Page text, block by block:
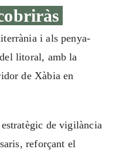
i als penya-
litoral, amb la
de Xàbia en
de vigilància
reforçant el